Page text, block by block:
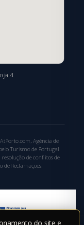
4
Agência de
Turismo de Portugal.
de conflitos de
Reclamações:
do site e